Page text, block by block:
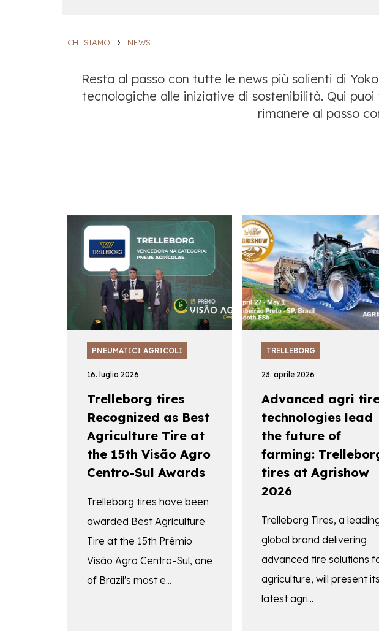
CHI SIAMO › NEWS
Resta al passo con tutte le news più salienti di
tecnologiche alle iniziative di sostenibilità. Qui
rimanere al passo
PNEUMATICI AGRICOLI
16. luglio 2026
Trelleborg tires
Recognized as Best
Agriculture Tire at
the 15th Visão Agro
Centro-Sul Awards
Trelleborg tires have been
awarded Best Agriculture
Tire at the 15th Prêmio
Visão Agro Centro-Sul, one
of Brazil's most e...
TRELLEBORG
23. aprile 2026
Advanced agri
technologies lead
the future of
farming:
tires at Agrishow
2026
Trelleborg Tires, a
global brand delivering
advanced tire solutions
agriculture, will present its
latest agri...